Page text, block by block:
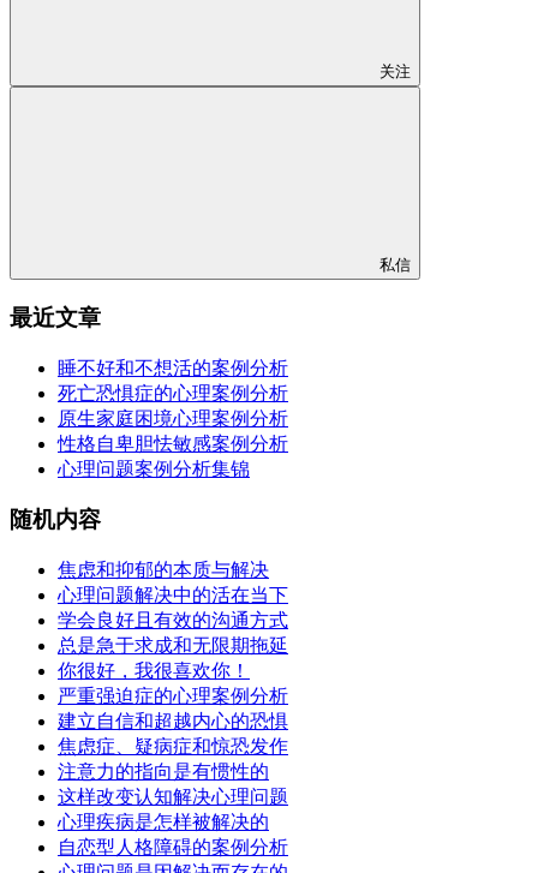
关注
私信
最近文章
睡不好和不想活的案例分析
死亡恐惧症的心理案例分析
原生家庭困境心理案例分析
性格自卑胆怯敏感案例分析
心理问题案例分析集锦
随机内容
焦虑和抑郁的本质与解决
心理问题解决中的活在当下
学会良好且有效的沟通方式
总是急于求成和无限期拖延
你很好，我很喜欢你！
严重强迫症的心理案例分析
建立自信和超越内心的恐惧
焦虑症、疑病症和惊恐发作
注意力的指向是有惯性的
这样改变认知解决心理问题
心理疾病是怎样被解决的
自恋型人格障碍的案例分析